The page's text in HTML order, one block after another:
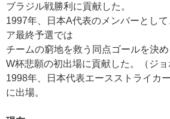
ブラジル戦勝利に貢献した。
1997年、日本A代表のメンバーとし
ア最終予選では
チームの窮地を救う同点ゴールを決め
W杯悲願の初出場に貢献した。（ジョ
1998年、日本代表エースストライカ
に出場。